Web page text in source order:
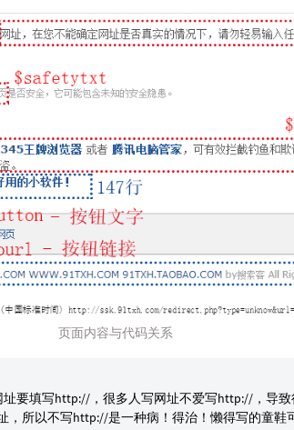
页面内容与代码关系
要填写http://，很多人写网址不爱写http://，导致
，所以不写http://是一种病！得治！懒得写的童鞋